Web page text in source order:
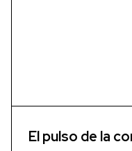
El pulso de la